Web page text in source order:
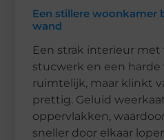
Een stillere woonkamer
wand
Een strak interieur met
stucwerk en een harde
ruimtelijk, maar klinkt
prettig. Geluid
oppervlakken,
sneller door elkaar